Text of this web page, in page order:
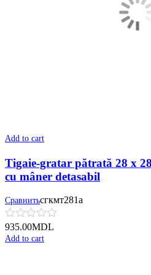
Add to cart
Tigaie-gratar pătrată 28 x
cu mâner detasabil
Сравнитьсгкмт281а
935.00MDL
Add to cart